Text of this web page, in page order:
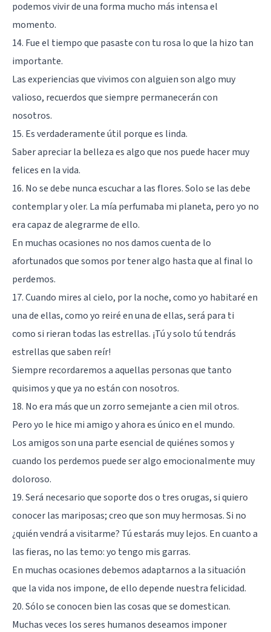
podemos vivir de una forma mucho más intensa el
momento.
14. Fue el tiempo que pasaste con tu rosa lo que la hizo tan
importante.
Las experiencias que vivimos con alguien son algo muy
valioso, recuerdos que siempre permanecerán con
nosotros.
15. Es verdaderamente útil porque es linda.
Saber apreciar la belleza es algo que nos puede hacer muy
felices en la vida.
16. No se debe nunca escuchar a las flores. Solo se las debe
contemplar y oler. La mía perfumaba mi planeta, pero yo no
era capaz de alegrarme de ello.
En muchas ocasiones no nos damos cuenta de lo
afortunados que somos por tener algo hasta que al final lo
perdemos.
17. Cuando mires al cielo, por la noche, como yo habitaré en
una de ellas, como yo reiré en una de ellas, será para ti
como si rieran todas las estrellas. ¡Tú y solo tú tendrás
estrellas que saben reír!
Siempre recordaremos a aquellas personas que tanto
quisimos y que ya no están con nosotros.
18. No era más que un zorro semejante a cien mil otros.
Pero yo le hice mi amigo y ahora es único en el mundo.
Los amigos son una parte esencial de quiénes somos y
cuando los perdemos puede ser algo emocionalmente muy
doloroso.
19. Será necesario que soporte dos o tres orugas, si quiero
conocer las mariposas; creo que son muy hermosas. Si no
¿quién vendrá a visitarme? Tú estarás muy lejos. En cuanto a
las fieras, no las temo: yo tengo mis garras.
En muchas ocasiones debemos adaptarnos a la situación
que la vida nos impone, de ello depende nuestra felicidad.
20. Sólo se conocen bien las cosas que se domestican.
Muchas veces los seres humanos deseamos imponer